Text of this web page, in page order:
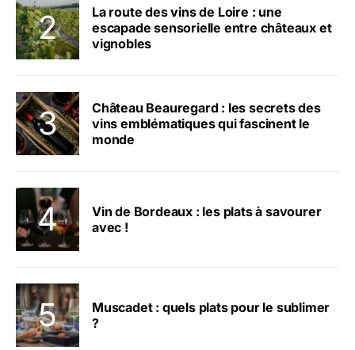
La route des vins de Loire : une
escapade sensorielle entre châteaux et
vignobles
Château Beauregard : les secrets des
vins emblématiques qui fascinent le
monde
Vin de Bordeaux : les plats à savourer
avec !
Muscadet : quels plats pour le sublimer
?